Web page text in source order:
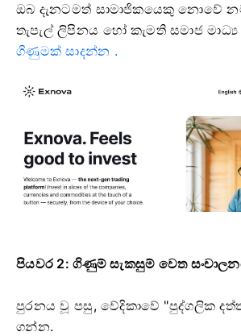
ඔබ දැනටමත් සාමාජිකයෙකු නොවේ
තැපැල් ලිපිනය හෝ කැමති සමාජ
ගිණුමක් සාදන්න .
පියවර 2: ගිණුම් සැකසුම් වෙත
පුරනය වූ පසු, වේදිකාවේ "පුද්ගලික
ගන්න.